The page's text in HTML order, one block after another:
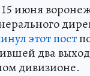
июня
этот пост
два
дивизионе.